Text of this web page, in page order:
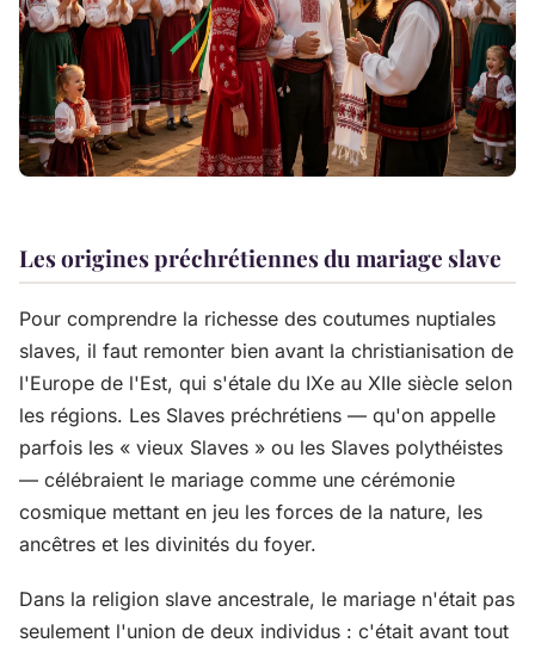
Les origines préchrétien­nes du mariage slave
Pour comprendre la richesse des coutumes nuptiales
slaves, il faut remonter bien avant la christianisation de
l'Europe de l'Est, qui s'étale du IXe au XIIe siècle selon
les régions. Les Slaves préchrétiens — qu'on appelle
parfois les « vieux Slaves » ou les Slaves polythéistes
— célébraient le mariage comme une cérémonie
cosmique mettant en jeu les forces de la nature, les
ancêtres et les divinités du foyer.
Dans la religion slave ancestrale, le mariage n'était pas
seulement l'union de deux individus : c'était avant tout